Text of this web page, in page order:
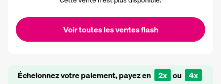
Voir toutes les ventes flash
Échelonnez votre paiement, payez en 2x ou 4x